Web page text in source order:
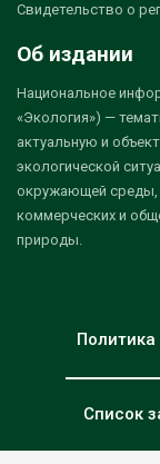
Свидетельство о
Об издании
Национальное
«Экология») —
актуальную и
экологической
окружающей среды,
коммерческих и
природы.
Список